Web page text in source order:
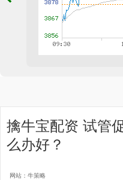
擒牛宝配资 试管
么办好？
网站：牛策略